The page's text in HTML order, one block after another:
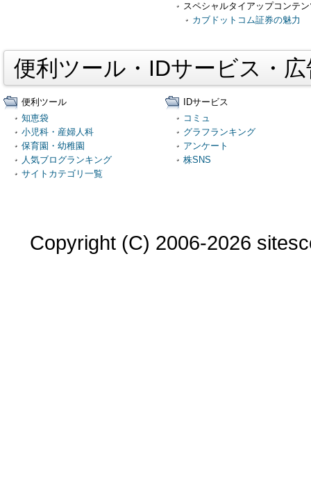
スペシャルタイアップコンテ
カブドットコム証券の魅力
便利ツール・IDサービス・
便利ツール
知恵袋
小児科・産婦人科
保育園・幼稚園
人気ブログランキング
サイトカテゴリ一覧
IDサービス
コミュ
グラフランキング
アンケート
株SNS
Copyright (C) 2006-2026